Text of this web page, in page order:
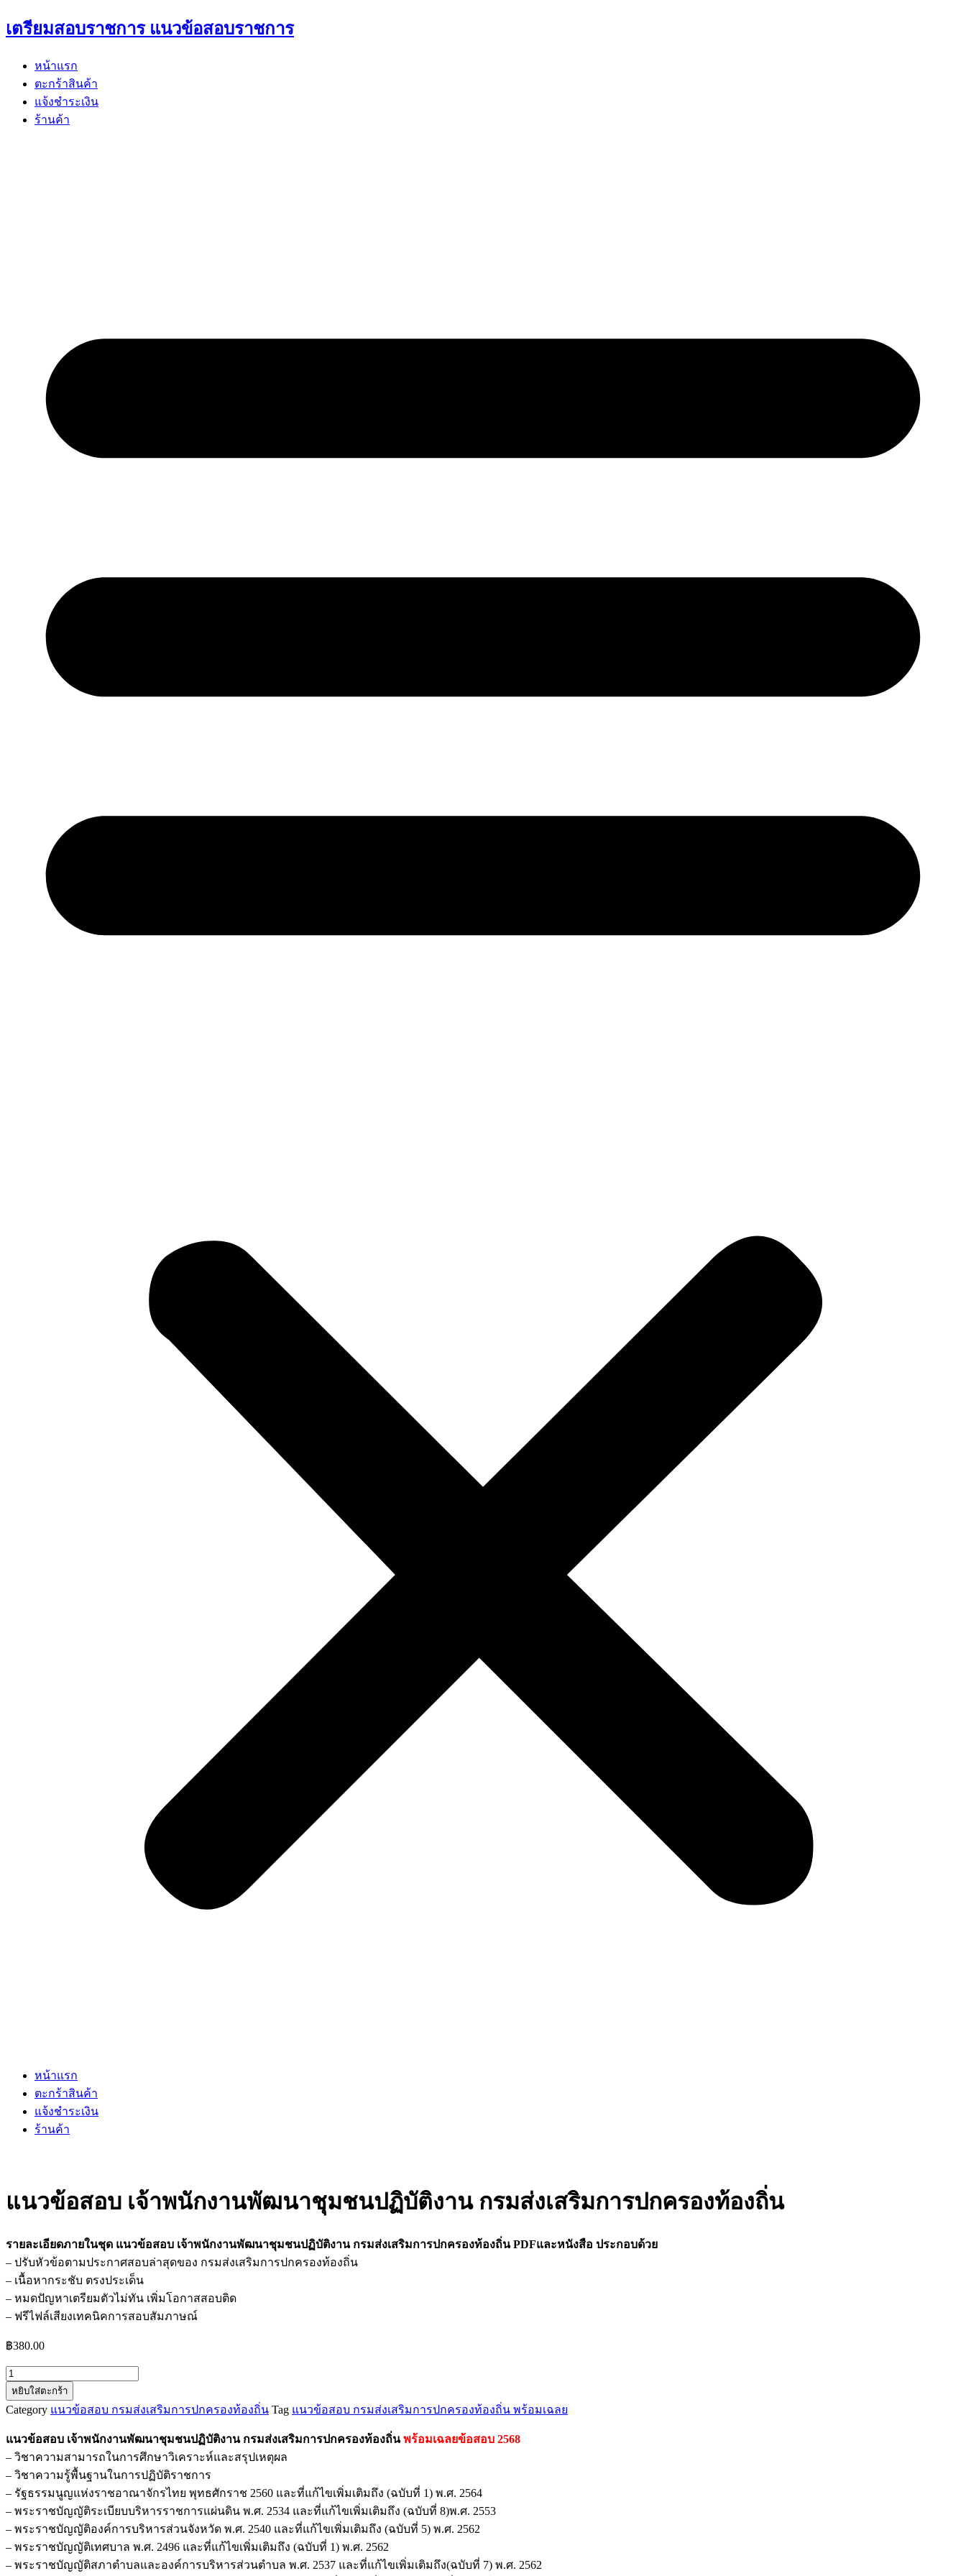
Skip
to
เตรียมสอบราชการ แนวข้อสอบราชการ
หน้าแรก
ตะกร้าสินค้า
แจ้งชำระเงิน
ร้านค้า
หน้าแรก
ตะกร้าสินค้า
แจ้งชำระเงิน
ร้านค้า
แนวข้อสอบ เจ้าพนักงานพัฒนาชุมชนปฏิบัติงาน กรมส่งเสริมการปกครองท้องถิ่น
รายละเอียดภายในชุด แนวข้อสอบ เจ้าพนักงานพัฒนาชุมชนปฏิบัติงาน กรมส่งเสริมการปกครองท้องถิ่น PDFและหนังสือ ประกอบด้วย
– ปรับหัวข้อตามประกาศสอบล่าสุดของ กรมส่งเสริมการปกครองท้องถิ่น
– เนื้อหากระชับ ตรงประเด็น
– หมดปัญหาเตรียมตัวไม่ทัน เพิ่มโอกาสสอบติด
– ฟรีไฟล์เสียงเทคนิคการสอบสัมภาษณ์
฿380.00
จำนวน
แนว
ข้อสอบ
พนักงาน
พัฒนา
ชุมชน
ปฏิบัติ
งาน
กรม
ส่ง
เสริม
หยิบใส่ตะกร้า
Category แนวข้อสอบ กรมส่งเสริมการปกครองท้องถิ่น Tag แนวข้อสอบ กรมส่งเสริมการปกครองท้องถิ่น พร้อมเฉลย
แนวข้อสอบ เจ้าพนักงานพัฒนาชุมชนปฏิบัติงาน กรมส่งเสริมการปกครองท้องถิ่นพร้อมเฉลยข้อสอบ 2568
– วิชาความสามารถในการศึกษาวิเคราะห์และสรุปเหตุผล
– วิชาความรู้พื้นฐานในการปฏิบัติราชการ
– รัฐธรรมนูญแห่งราชอาณาจักรไทย พุทธศักราช 2560 และที่แก้ไขเพิ่มเติมถึง (ฉบับที่ 1) พ.ศ. 2564
– พระราชบัญญัติระเบียบบริหารราชการแผ่นดิน พ.ศ. 2534 และที่แก้ไขเพิ่มเติมถึง (ฉบับที่ 8)พ.ศ. 2553
– พระราชบัญญัติองค์การบริหารส่วนจังหวัด พ.ศ. 2540 และที่แก้ไขเพิ่มเติมถึง (ฉบับที่ 5) พ.ศ. 2562
– พระราชบัญญัติเทศบาล พ.ศ. 2496 และที่แก้ไขเพิ่มเติมถึง (ฉบับที่ 1) พ.ศ. 2562
– พระราชบัญญัติสภาตำบลและองค์การบริหารส่วนตำบล พ.ศ. 2537 และที่แก้ไขเพิ่มเติมถึง(ฉบับที่ 7) พ.ศ. 2562